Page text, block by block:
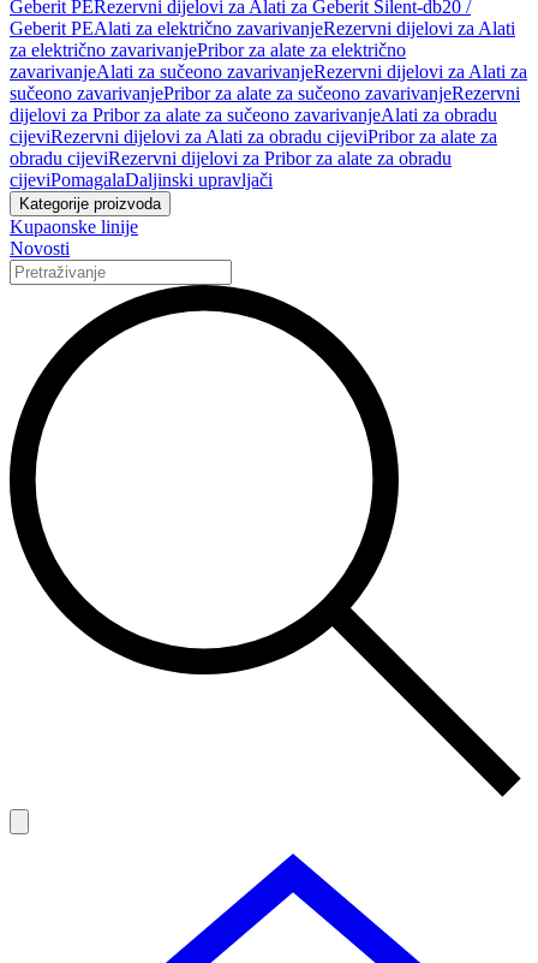
Geberit PERezervni dijelovi za Alati za Geberit Silent-db20 /
Geberit PEAlati za električno zavarivanjeRezervni dijelovi za Alati
za električno zavarivanjePribor za alate za električno
zavarivanjeAlati za sučeono zavarivanjeRezervni dijelovi za Alati za
sučeono zavarivanjePribor za alate za sučeono zavarivanjeRezervni
dijelovi za Pribor za alate za sučeono zavarivanjeAlati za obradu
cijeviRezervni dijelovi za Alati za obradu cijeviPribor za alate za
obradu cijeviRezervni dijelovi za Pribor za alate za obradu
cijeviPomagalaDaljinski upravljači
Kategorije proizvoda
Kupaonske linije
Novosti